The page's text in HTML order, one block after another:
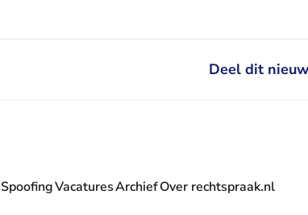
Deel dit
Rechtspraak.nl
- U verlaat Rechtspraak.nl
SpoofingVacatures
- U verlaat Rechtspraak.nl
ArchiefOver rechtspraak.nl